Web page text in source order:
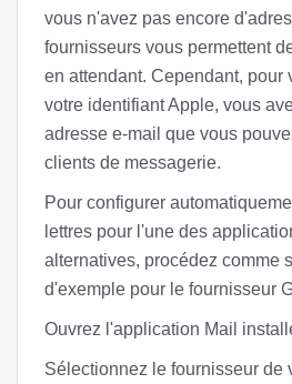
vous n'avez pas encore
fournisseurs vous permettent
en attendant. Cependant, pour
votre identifiant Apple, vous
adresse e-mail que vous
clients de messagerie.
Pour configurer
lettres pour l'une des
alternatives, procédez comme
d'exemple pour le fournisseur
Ouvrez l'application Mail
Sélectionnez le fournisseur de